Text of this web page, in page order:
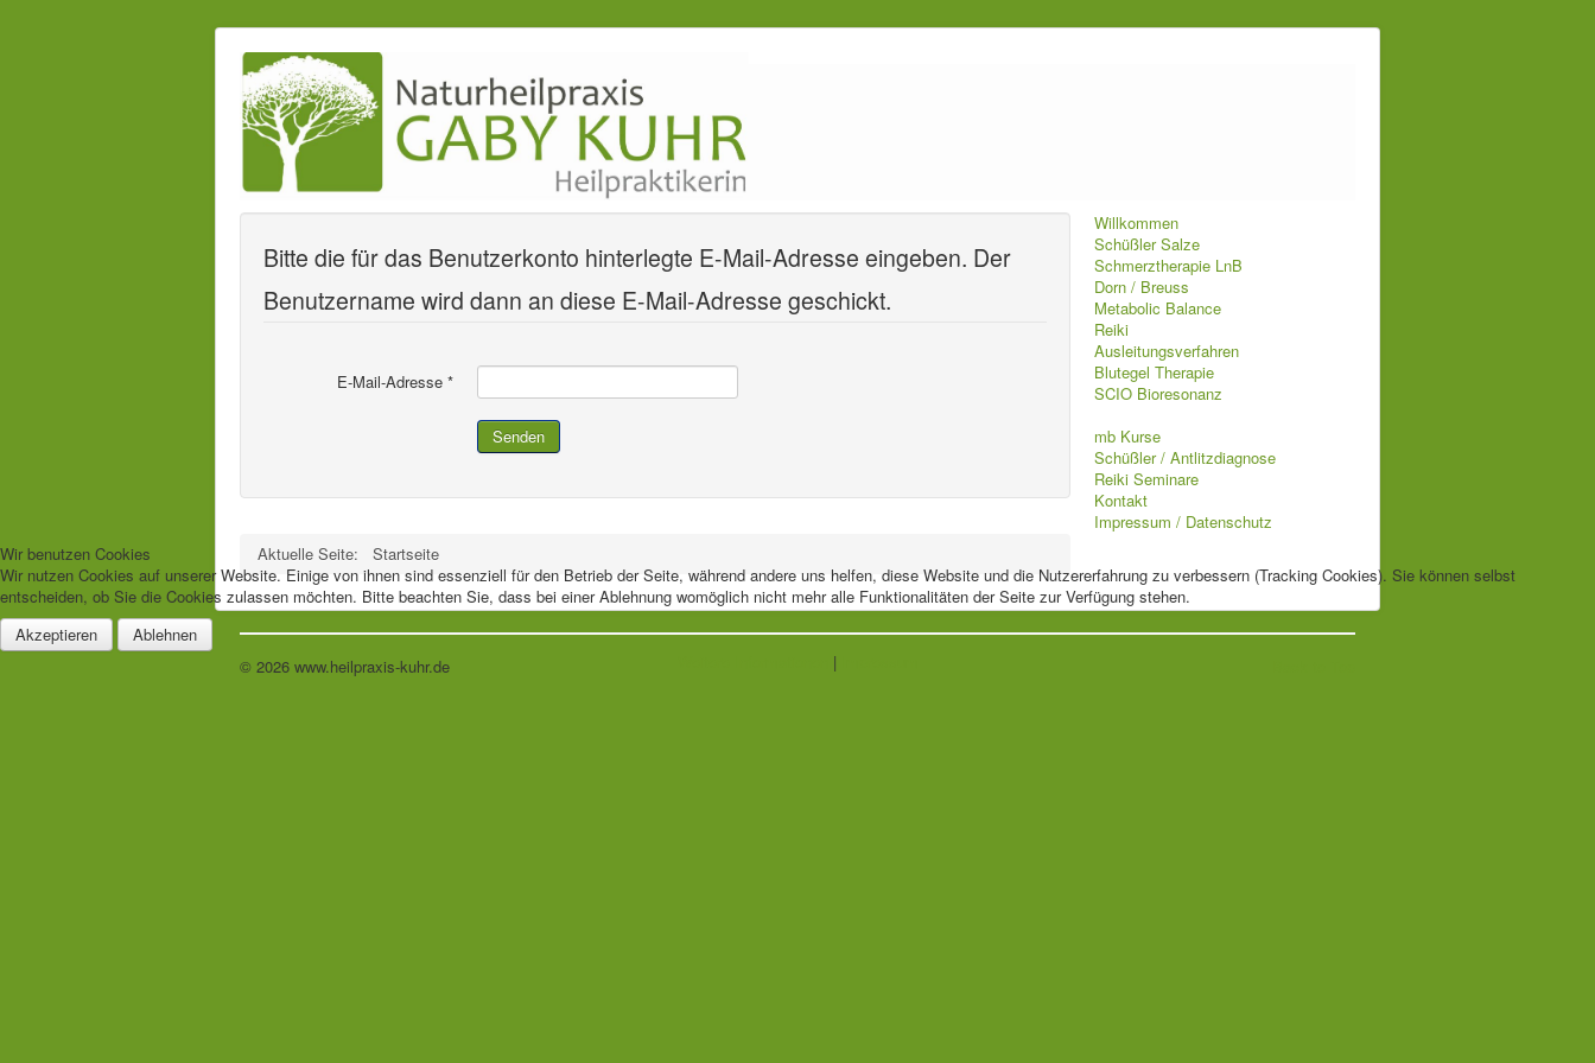
Bitte die für das Benutzerkonto hinterlegte E-Mail-Adresse eingeben. Der
Benutzername wird dann an diese E-Mail-Adresse geschickt.
E-Mail-Adresse *
Senden
Aktuelle Seite: Startseite
Willkommen
Schüßler Salze
Schmerztherapie LnB
Dorn / Breuss
Metabolic Balance
Reiki
Ausleitungsverfahren
Blutegel Therapie
SCIO Bioresonanz
mb Kurse
Schüßler / Antlitzdiagnose
Reiki Seminare
Kontakt
Impressum / Datenschutz
© 2026 www.heilpraxis-kuhr.de
Wir benutzen Cookies
Wir nutzen Cookies auf unserer Website. Einige von ihnen sind essenziell für den Betrieb der Seite, während andere uns helfen, diese Website und die Nutzererfahrung zu verbessern (Tracking Cookies). Sie können selbst
entscheiden, ob Sie die Cookies zulassen möchten. Bitte beachten Sie, dass bei einer Ablehnung womöglich nicht mehr alle Funktionalitäten der Seite zur Verfügung stehen.
Akzeptieren
Ablehnen
|